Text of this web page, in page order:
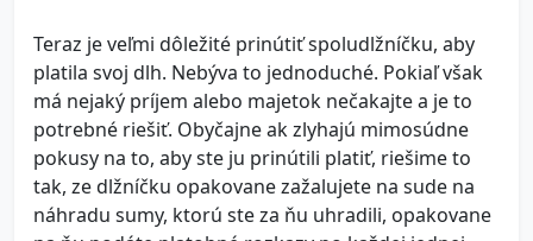
Teraz je veľmi dôležité prinútiť spoludlžníčku, aby
platila svoj dlh. Nebýva to jednoduché. Pokiaľ však
má nejaký príjem alebo majetok nečakajte a je to
potrebné riešiť. Obyčajne ak zlyhajú mimosúdne
pokusy na to, aby ste ju prinútili platiť, riešime to
tak, ze dlžníčku opakovane zažalujete na sude na
náhradu sumy, ktorú ste za ňu uhradili, opakovane